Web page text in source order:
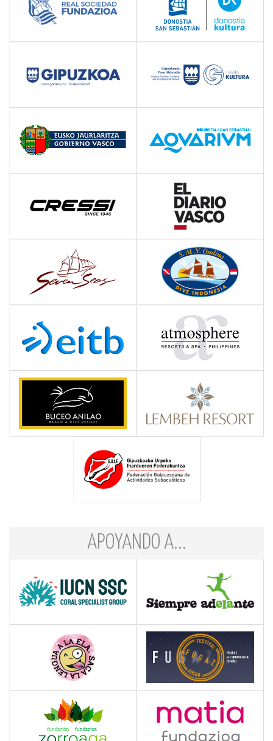
APOYANDO A...